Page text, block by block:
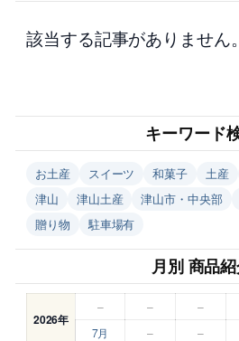
該当する記事がありません。
キーワード
お土産 スイーツ 和菓子 土産
津山
津山土産 津山市・中央部
贈り物
駐車場有
月別 商品
2026年
– – –
7月
– –